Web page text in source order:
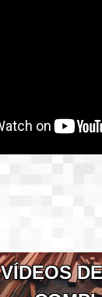
VÍDEOS